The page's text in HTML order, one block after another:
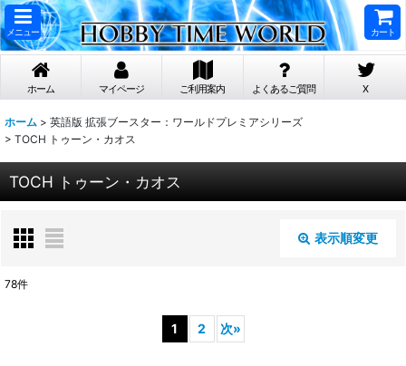
メニュー カート
ホーム マイページ ご利用案内 よくあるご質問 X
ホーム > 英語版 拡張ブースター：ワールドプレミアシリーズ
> TOCH トゥーン・カオス
TOCH トゥーン・カオス
表示順変更
78件
1 2 次»